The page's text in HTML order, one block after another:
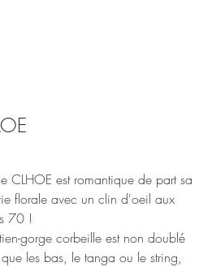
CLHOE est romantique de part sa
florale avec un clin d'oeil aux
70 !
gorge corbeille est non doublé
les bas, le tanga ou le string,